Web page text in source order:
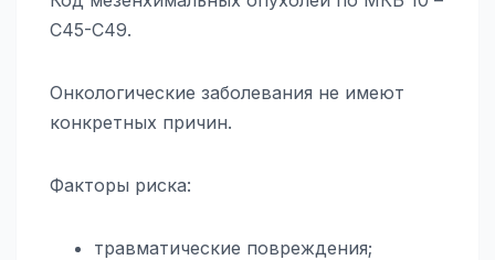
С45-С49.
Онкологические заболевания не имеют
конкретных причин.
Факторы риска:
травматические повреждения;